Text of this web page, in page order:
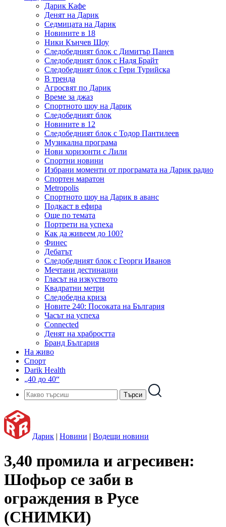
Дарик Кафе
Денят на Дарик
Седмицата на Дарик
Новините в 18
Ники Кънчев Шоу
Следобедният блок с Димитър Панев
Следобедният блок с Надя Брайт
Следобедният блок с Гери Турийска
В тренда
Агросвят по Дарик
Време за джаз
Спортното шоу на Дарик
Следобедният блок
Новините в 12
Следобедният блок с Тодор Пантилеев
Музикална програма
Нови хоризонти с Лили
Спортни новини
Избрани моменти от програмата на Дарик радио
Спортен маратон
Metropolis
Спортното шоу на Дарик в аванс
Подкаст в ефира
Още по темата
Портрети на успеха
Как да живеем до 100?
Финес
Дебатът
Следобедният блок с Георги Иванов
Мечтани дестинации
Гласът на изкуството
Квадратни метри
Следобедна криза
Новите 240: Посоката на България
Часът на успеха
Connected
Денят на храбростта
Бранд България
На живо
Спорт
Darik Health
„40 до 40“
Дарик | Новини | Водещи новини
3,40 промила и агресивен:
Шофьор се заби в
ограждения в Русе
(СНИМКИ)